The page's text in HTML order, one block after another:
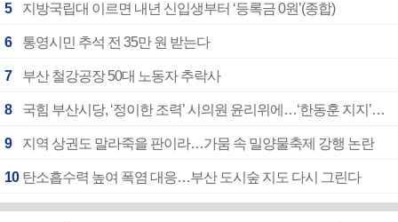
5 지방국립대 이르면 내년 신입생부터 ‘등록금 0원’(종합)
6 통영시민 추석 전 35만 원 받는다
7 부산 철강공장 50대 노동자 추락사
8 국힘 부산시당, ‘정이한 조력’ 시의원 윤리위에…‘한동훈 지지’도 신고접수
9 지역 상권도 말라죽을 판이라…가뭄 속 밀양물축제 강행 논란
10 탄소흡수력 높여 폭염 대응…부산 도시숲 지도 다시 그린다